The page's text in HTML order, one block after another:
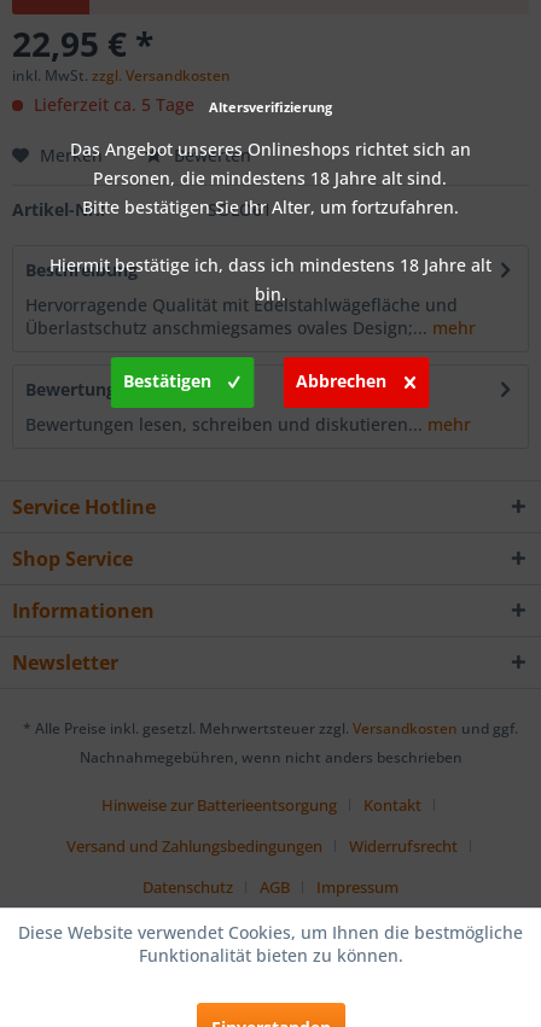
22,95 € *
inkl. MwSt. zzgl. Versandkosten
Lieferzeit ca. 5 Tage
Merken Bewerten
Artikel-Nr.: SOLO61
Beschreibung
Hervorragende Qualität mit Edelstahlwägefläche und
Überlastschutz anschmiegsames ovales Design;... mehr
Bewertungen
0
Bewertungen lesen, schreiben und diskutieren... mehr
Service Hotline
Shop Service
Informationen
Newsletter
* Alle Preise inkl. gesetzl. Mehrwertsteuer zzgl. Versandkosten und ggf.
Nachnahmegebühren, wenn nicht anders beschrieben
Hinweise zur Batterieentsorgung
Kontakt
Versand und Zahlungsbedingungen
Widerrufsrecht
Datenschutz
AGB Impressum
Diese Website verwendet Cookies, um Ihnen die bestmögliche
Funktionalität bieten zu können.
Altersverifizierung
Das Angebot unseres Onlineshops richtet sich an
Personen, die mindestens 18 Jahre alt sind.
Bitte bestätigen Sie Ihr Alter, um fortzufahren.
Hiermit bestätige ich, dass ich mindestens 18 Jahre alt
bin.
Bestätigen Abbrechen